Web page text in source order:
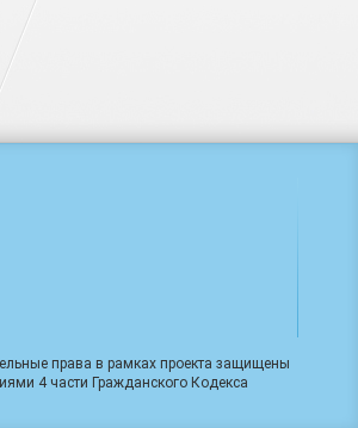
права в рамках проекта защищены
4 части Гражданского Кодекса